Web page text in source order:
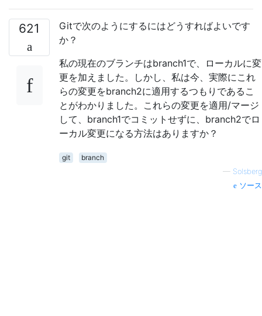
621
Gitで次のようにするにはどうすればよいです
か？
私の現在のブランチはbranch1で、ローカルに変
更を加えました。しかし、私は今、実際にこれ
らの変更をbranch2に適用するつもりであるこ
とがわかりました。これらの変更を適用/マージ
して、branch1でコミットせずに、branch2でロ
ーカル変更になる方法はありますか？
git
branch
— Solsberg
ソース